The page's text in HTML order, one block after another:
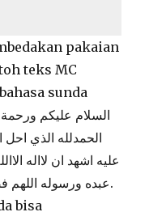
pakaian
teks MC
sunda
الحمدلله الذي
عليه اشهد ان لااله
عبده ورسوله
bisa